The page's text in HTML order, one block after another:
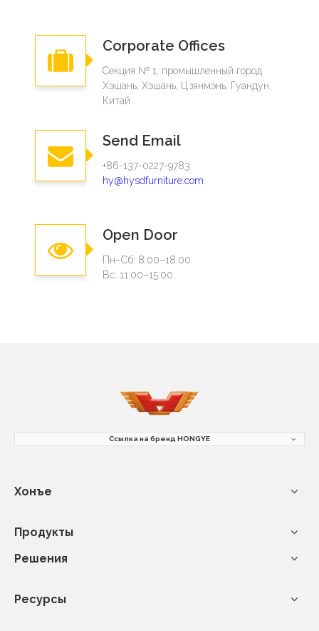
Corporate Offices
Секция № 1, промышленный город
Хэшань, Хэшань, Цзянмэнь, Гуандун,
Китай
Send Email
+86-137-0227-9783
hy@hysdfurniture.com
Open Door
Пн–Сб: 8:00–18:00.
Вс: 11:00–15:00.
Ссылка на бренд HONGYE
Хонъе
Продукты
Решения
Ресурсы